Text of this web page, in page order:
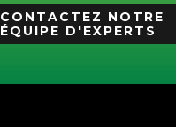
CONTACTEZ NOTRE
ÉQUIPE D'EXPERTS